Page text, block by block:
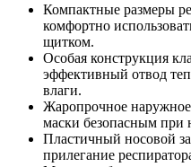
Компактные размеры
комфортно
щитком.
Особая конструкция
эффективный отвод
влаги.
Жаропрочное наружное
маски безопасным при
Пластичный носовой
прилегание